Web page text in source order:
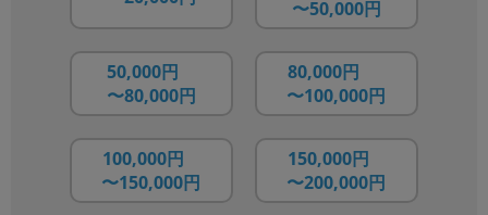
〜50,000円
50,000円
〜80,000円
80,000円
〜100,000円
100,000円
〜150,000円
150,000円
〜200,000円